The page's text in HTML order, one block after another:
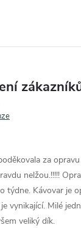
za
nelžou.!!!!!
týdne. Kávovar je
vynikající. Milé
veliký dík.